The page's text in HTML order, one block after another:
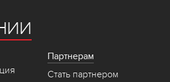
Партнерам
Стать партнером